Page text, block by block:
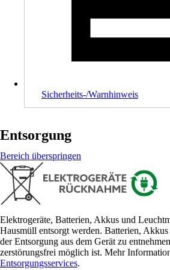
Sicherheits-/Warnhinweis
Entsorgung
Bereich überspringen
Elektrogeräte, Batterien, Akkus und
Hausmüll entsorgt werden. Batterien,
der Entsorgung aus dem Gerät zu
zerstörungsfrei möglich ist. Mehr
Entsorgungsservices.